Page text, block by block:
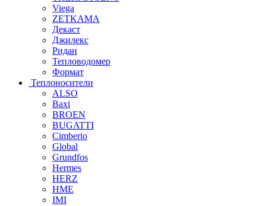
Viega
ZETKAMA
Декаст
Джилекс
Ридан
Тепловодомер
Формат
Теплоносители
ALSO
Baxi
BROEN
BUGATTI
Cimberio
Global
Grundfos
Hermes
HERZ
HME
IMI